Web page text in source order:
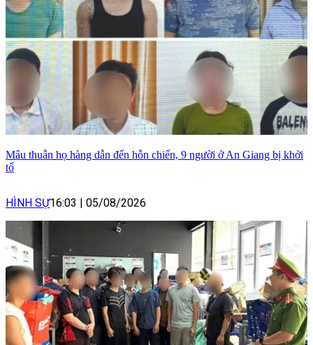
Mâu thuẫn họ hàng dẫn đến hỗn chiến, 9 người ở An Giang bị khởi
tố
HÌNH SỰ16:03 05/08/2026